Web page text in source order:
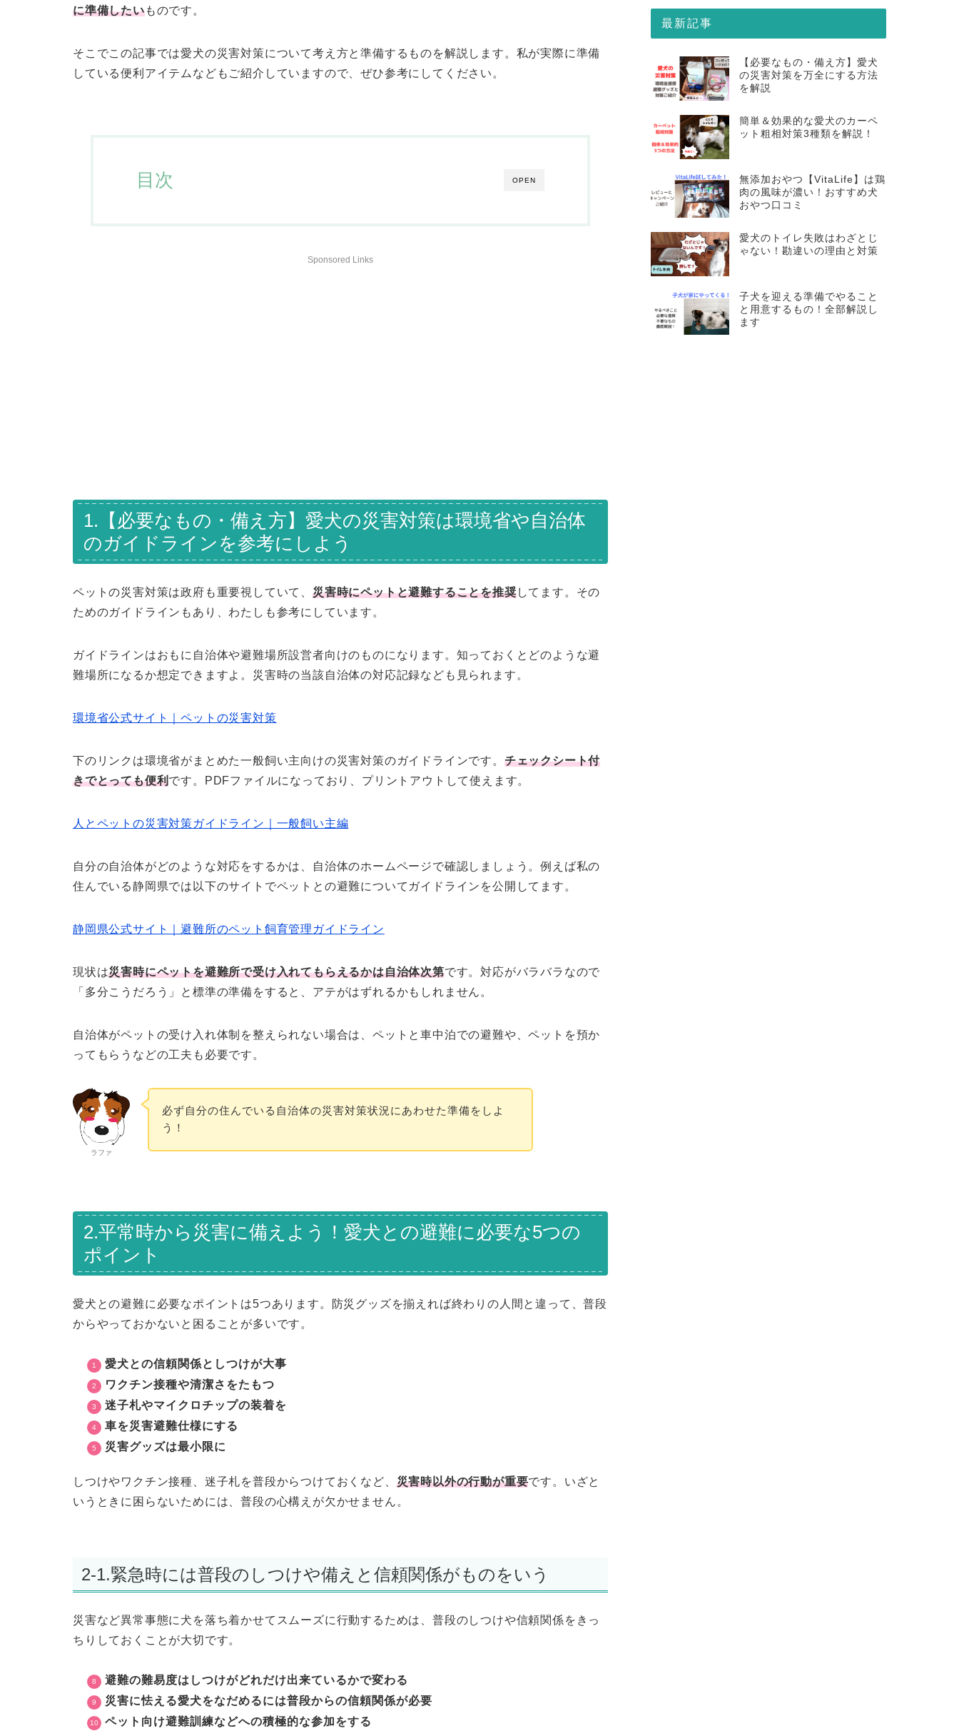
に準備したいものです。
そこでこの記事では愛犬の災害対策について考え方と準備するものを解説します。私が実際に準備
している便利アイテムなどもご紹介していますので、ぜひ参考にしてください。
OPEN
目次
Sponsored Links
1.【必要なもの・備え方】愛犬の災害対策は環境省や自治体
のガイドラインを参考にしよう
ペットの災害対策は政府も重要視していて、 災害時にペットと避難することを推奨してます。その
ためのガイドラインもあり、わたしも参考にしています。
ガイドラインはおもに自治体や避難場所設営者向けのものになります。知っておくとどのような避
難場所になるか想定できますよ。災害時の当該自治体の対応記録なども見られます。
環境省公式サイト｜ペットの災害対策
下のリンクは環境省がまとめた一般飼い主向けの災害対策のガイドラインです。 チェックシート付
きでとっても便利です。PDFファイルになっており、プリントアウトして使えます。
人とペットの災害対策ガイドライン｜一般飼い主編
自分の自治体がどのような対応をするかは、自治体のホームページで確認しましょう。例えば私の
住んでいる静岡県では以下のサイトでペットとの避難についてガイドラインを公開してます。
静岡県公式サイト｜避難所のペット飼育管理ガイドライン
現状は災害時にペットを避難所で受け入れてもらえるかは自治体次第です。対応がバラバラなので
「多分こうだろう」と標準の準備をすると、アテがはずれるかもしれません。
自治体がペットの受け入れ体制を整えられない場合は、ペットと車中泊での避難や、ペットを預か
ってもらうなどの工夫も必要です。
ラファ
必ず自分の住んでいる自治体の災害対策状況にあわせた準備をしよ
う！
2.平常時から災害に備えよう！愛犬との避難に必要な5つの
ポイント
愛犬との避難に必要なポイントは5つあります。防災グッズを揃えれば終わりの人間と違って、普段
からやっておかないと困ることが多いです。
愛犬との信頼関係としつけが大事
ワクチン接種や清潔さをたもつ
迷子札やマイクロチップの装着を
車を災害避難仕様にする
災害グッズは最小限に
しつけやワクチン接種、迷子札を普段からつけておくなど、 災害時以外の行動が重要です。いざと
いうときに困らないためには、普段の心構えが欠かせません。
2-1.緊急時には普段のしつけや備えと信頼関係がものをいう
災害など異常事態に犬を落ち着かせてスムーズに行動するためは、普段のしつけや信頼関係をきっ
ちりしておくことが大切です。
避難の難易度はしつけがどれだけ出来ているかで変わる
災害に怯える愛犬をなだめるには普段からの信頼関係が必要
ペット向け避難訓練などへの積極的な参加をする
最新記事
【必要なもの・備え方】愛犬
の災害対策を万全にする方法
を解説
簡単＆効果的な愛犬のカーペ
ット粗相対策3種類を解説！
無添加おやつ【VitaLife】は鶏
肉の風味が濃い！おすすめ犬
おやつ口コミ
愛犬のトイレ失敗はわざとじ
ゃない！勘違いの理由と対策
子犬を迎える準備でやること
と用意するもの！全部解説し
ます